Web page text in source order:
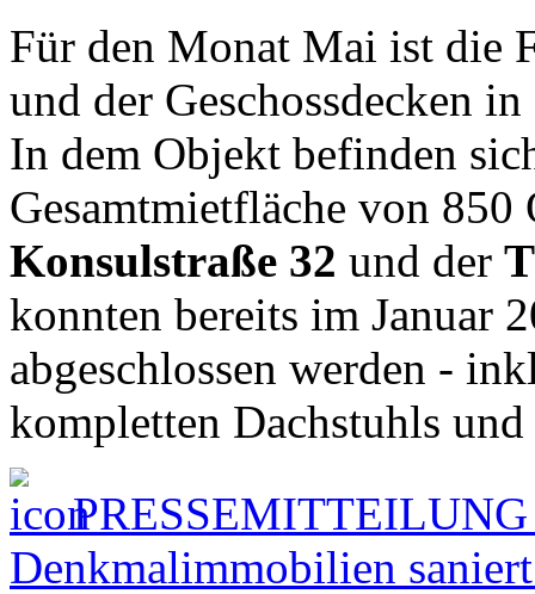
Für den Monat Mai ist die
und der Geschossdecken
In dem Objekt befinden
Gesamtmietfläche von 850
Konsulstraße 32 und der
konnten bereits im Januar
abgeschlossen werden -
kompletten Dachstuhls und
Denkmalimmobilien